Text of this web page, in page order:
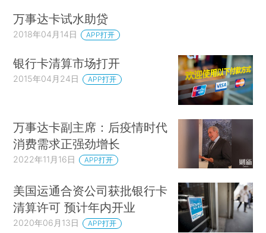
万事达卡试水助贷
2018年04月14日 APP打开
银行卡清算市场打开
2015年04月24日 APP打开
万事达卡副主席：后疫情时代
消费需求正强劲增长
2022年11月16日 APP打开
美国运通合资公司获批银行卡
清算许可 预计年内开业
2020年06月13日 APP打开